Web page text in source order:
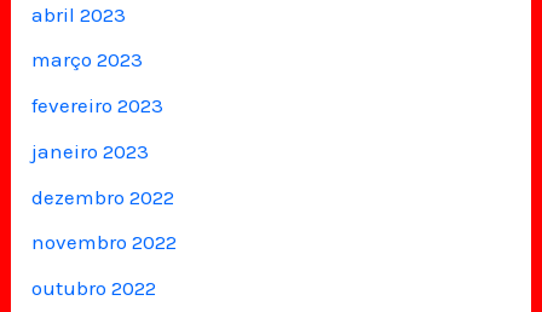
abril 2023
março 2023
fevereiro 2023
janeiro 2023
dezembro 2022
novembro 2022
outubro 2022